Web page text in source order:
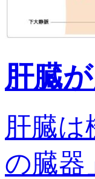
肝臓
肝臓
の臓器